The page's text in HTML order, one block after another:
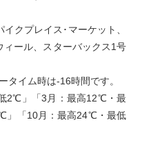
クプレイス･マーケット、
ィール、スターバックス1号
イム時は-16時間です。
2℃」「3月：最高12℃・最
「10月：最高24℃・最低